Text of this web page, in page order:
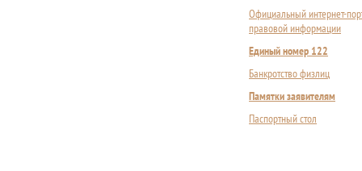
Официальный интернет-
правовой информации
Единый номер 122
Банкротство физлиц
Памятки заявителям
Паспортный стол